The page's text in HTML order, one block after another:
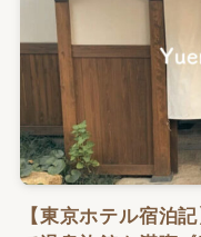
【東京ホテル宿泊